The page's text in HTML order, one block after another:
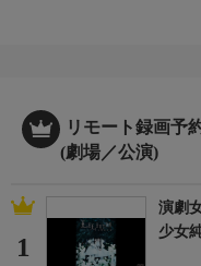
リモート録画予
(劇場／公演)
1
演劇
少女